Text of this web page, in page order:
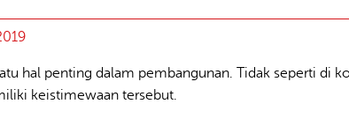
hal penting dalam pembangunan. Tidak seperti di
keistimewaan tersebut.